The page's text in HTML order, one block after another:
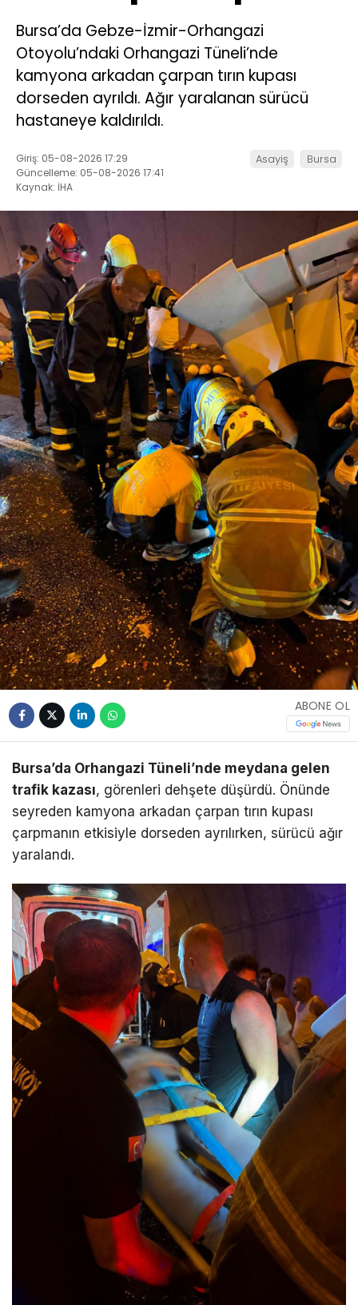
Bursa’da Gebze-İzmir-Orhangazi
Otoyolu’ndaki Orhangazi Tüneli’nde
kamyona arkadan çarpan tırın kupası
dorseden ayrıldı. Ağır yaralanan sürücü
hastaneye kaldırıldı.
Giriş: 05-08-2026 17:29
Güncelleme: 05-08-2026 17:41
Kaynak: İHA
Asayiş Bursa
ABONE OL
Bursa’da Orhangazi Tüneli’nde meydana gelen
trafik kazası, görenleri dehşete düşürdü. Önünde
seyreden kamyona arkadan çarpan tırın kupası
çarpmanın etkisiyle dorseden ayrılırken, sürücü ağır
yaralandı.